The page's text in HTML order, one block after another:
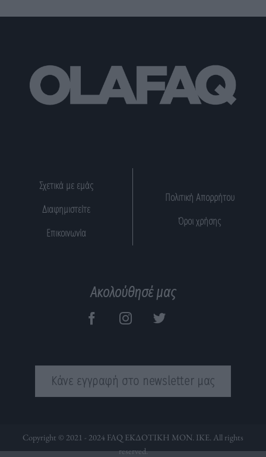
Σχετικά με εμάς
Διαφημιστείτε
Επικοινωνία
Πολιτική Απορρήτου
Όροι χρήσης
Ακολούθησέ μας
Κάνε εγγραφή στο newsletter μας
Copyright © 2021 - 2024 FAQ ΕΚΔΟΤΙΚΗ ΜΟΝ. ΙΚΕ. All rights
reserved.